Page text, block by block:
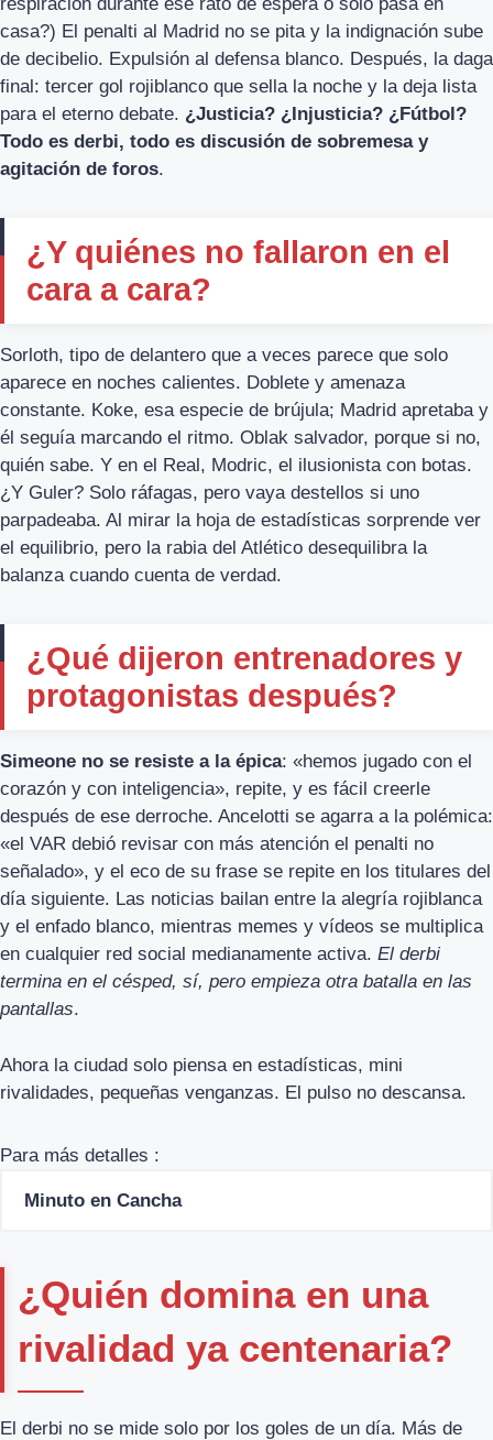
casa?) El penalti al Madrid no se pita y la indignación sube
de decibelio. Expulsión al defensa blanco. Después, la daga
final: tercer gol rojiblanco que sella la noche y la deja lista
para el eterno debate. ¿Justicia? ¿Injusticia? ¿Fútbol?
Todo es derbi, todo es discusión de sobremesa y
agitación de foros.
¿Y quiénes no fallaron en el
cara a cara?
Sorloth, tipo de delantero que a veces parece que solo
aparece en noches calientes. Doblete y amenaza
constante. Koke, esa especie de brújula; Madrid apretaba y
él seguía marcando el ritmo. Oblak salvador, porque si no,
quién sabe. Y en el Real, Modric, el ilusionista con botas.
¿Y Guler? Solo ráfagas, pero vaya destellos si uno
parpadeaba. Al mirar la hoja de estadísticas sorprende ver
el equilibrio, pero la rabia del Atlético desequilibra la
balanza cuando cuenta de verdad.
¿Qué dijeron entrenadores y
protagonistas después?
Simeone no se resiste a la épica: «hemos jugado con el
corazón y con inteligencia», repite, y es fácil creerle
después de ese derroche. Ancelotti se agarra a la polémica:
«el VAR debió revisar con más atención el penalti no
señalado», y el eco de su frase se repite en los titulares del
día siguiente. Las noticias bailan entre la alegría rojiblanca
y el enfado blanco, mientras memes y vídeos se multiplica
en cualquier red social medianamente activa. El derbi
termina en el césped, sí, pero empieza otra batalla en las
pantallas.
Ahora la ciudad solo piensa en estadísticas, mini
rivalidades, pequeñas venganzas. El pulso no descansa.
Para más detalles :
Minuto en Cancha
¿Quién domina en una
rivalidad ya centenaria?
El derbi no se mide solo por los goles de un día. Más de